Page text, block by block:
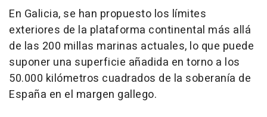
En Galicia, se han propuesto los límites
exteriores de la plataforma continental más allá
de las 200 millas marinas actuales, lo que puede
suponer una superficie añadida en torno a los
50.000 kilómetros cuadrados de la soberanía de
España en el margen gallego.